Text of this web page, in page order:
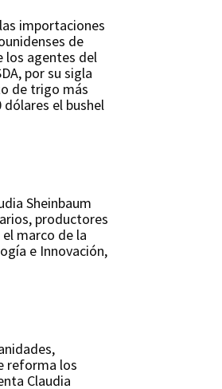
importaciones
de
los agentes del
por su sigla
de trigo más
dólares el bushel
Sheinbaum
productores
marco de la
e Innovación,
reforma los
Claudia